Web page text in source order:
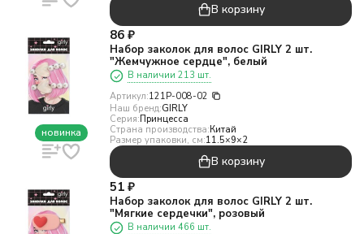
В корзину
новинка
86 ₽
Набор заколок для волос GIRLY 2 шт.
"Жемчужное сердце", белый
В наличии 213 шт.
Артикул:121P-008-02
Наш бренд:GIRLY
Серия:Принцесса
Страна производства:Китай
Размер упаковки, см:11.5×9×2
В корзину
51 ₽
Набор заколок для волос GIRLY 2 шт.
"Мягкие сердечки", розовый
В наличии 466 шт.